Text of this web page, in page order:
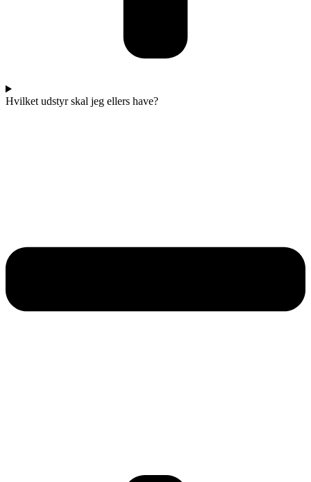
Hvilket udstyr skal jeg ellers have?